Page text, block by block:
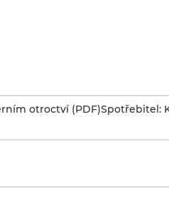
otroctví (PDF)Spotřebitel: